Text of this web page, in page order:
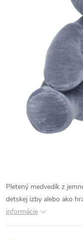
Pletený medvedík z
detskej izby alebo ako
informácie